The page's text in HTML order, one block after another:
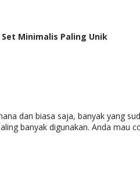
Minimalis Paling Unik
dan biasa saja, banyak yang
banyak digunakan. Anda mau